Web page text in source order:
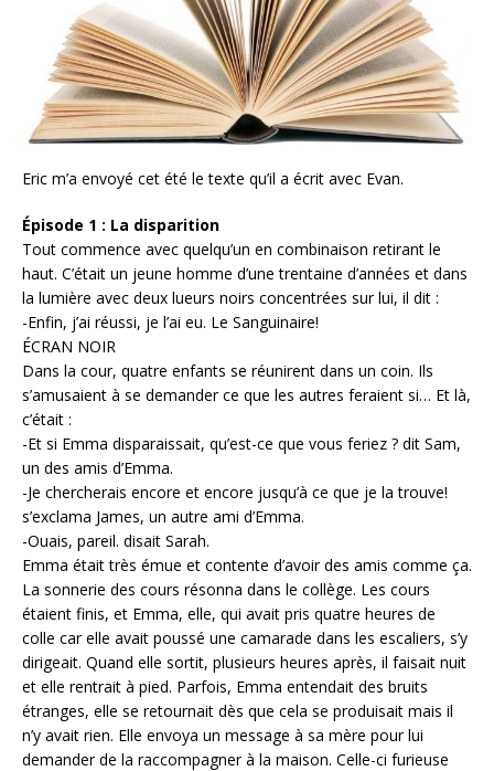
Eric m’a envoyé cet été le texte qu’il a écrit avec Evan.
Épisode 1 : La disparition
Tout commence avec quelqu’un en combinaison retirant le
haut. C’était un jeune homme d’une trentaine d’années et dans
la lumière avec deux lueurs noirs concentrées sur lui, il dit :
-Enfin, j’ai réussi, je l’ai eu. Le Sanguinaire!
ÉCRAN NOIR
Dans la cour, quatre enfants se réunirent dans un coin. Ils
s’amusaient à se demander ce que les autres feraient si… Et là,
c’était :
-Et si Emma disparaissait, qu’est-ce que vous feriez ? dit Sam,
un des amis d’Emma.
-Je chercherais encore et encore jusqu’à ce que je la trouve!
s’exclama James, un autre ami d’Emma.
-Ouais, pareil. disait Sarah.
Emma était très émue et contente d’avoir des amis comme ça.
La sonnerie des cours résonna dans le collège. Les cours
étaient finis, et Emma, elle, qui avait pris quatre heures de
colle car elle avait poussé une camarade dans les escaliers, s’y
dirigeait. Quand elle sortit, plusieurs heures après, il faisait nuit
et elle rentrait à pied. Parfois, Emma entendait des bruits
étranges, elle se retournait dès que cela se produisait mais il
n’y avait rien. Elle envoya un message à sa mère pour lui
demander de la raccompagner à la maison. Celle-ci furieuse